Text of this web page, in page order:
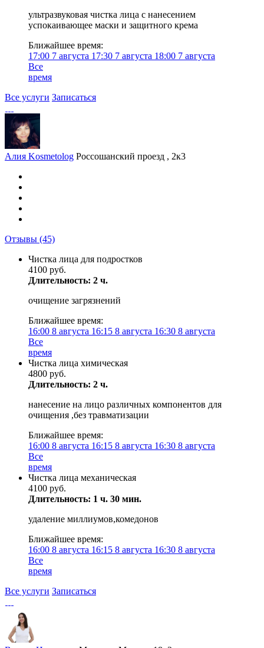
ультразвуковая чистка лица с нанесением
успокаивающее маски и защитного крема
Ближайшее время:
17:00 7 августа 17:30 7 августа 18:00 7 августа
Все
время
Все услуги Записаться
Алия Kosmetolog Россошанский проезд , 2к3
Отзывы (45)
Чистка лица для подростков
4100 руб.
Длительность: 2 ч.
очищение загрязнений
Ближайшее время:
16:00 8 августа 16:15 8 августа 16:30 8 августа
Все
время
Чистка лица химическая
4800 руб.
Длительность: 2 ч.
нанесение на лицо различных компонентов для
очищения ,без травматизации
Ближайшее время:
16:00 8 августа 16:15 8 августа 16:30 8 августа
Все
время
Чистка лица механическая
4100 руб.
Длительность: 1 ч. 30 мин.
удаление миллиумов,комедонов
Ближайшее время:
16:00 8 августа 16:15 8 августа 16:30 8 августа
Все
время
Все услуги Записаться